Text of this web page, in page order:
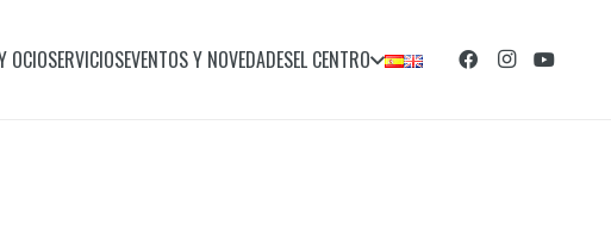
OCIOSERVICIOSEVENTOS Y NOVEDADESEL CENTRO